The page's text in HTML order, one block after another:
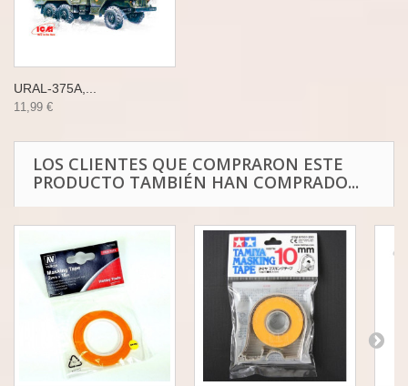
URAL-375A,...
11,99 €
LOS CLIENTES QUE COMPRARON ESTE
PRODUCTO TAMBIÉN HAN COMPRADO...